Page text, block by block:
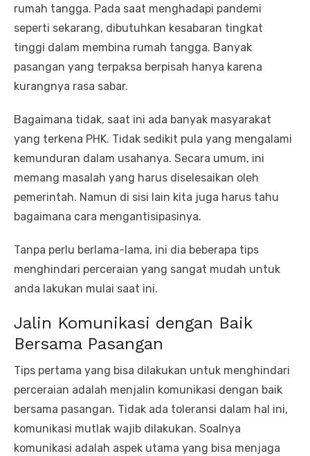
rumah tangga. Pada saat menghadapi pandemi
seperti sekarang, dibutuhkan kesabaran tingkat
tinggi dalam membina rumah tangga. Banyak
pasangan yang terpaksa berpisah hanya karena
kurangnya rasa sabar.
Bagaimana tidak, saat ini ada banyak masyarakat
yang terkena PHK. Tidak sedikit pula yang mengalami
kemunduran dalam usahanya. Secara umum, ini
memang masalah yang harus diselesaikan oleh
pemerintah. Namun di sisi lain kita juga harus tahu
bagaimana cara mengantisipasinya.
Tanpa perlu berlama-lama, ini dia beberapa tips
menghindari perceraian yang sangat mudah untuk
anda lakukan mulai saat ini.
Jalin Komunikasi dengan Baik
Bersama Pasangan
Tips pertama yang bisa dilakukan untuk menghindari
perceraian adalah menjalin komunikasi dengan baik
bersama pasangan. Tidak ada toleransi dalam hal ini,
komunikasi mutlak wajib dilakukan. Soalnya
komunikasi adalah aspek utama yang bisa menjaga